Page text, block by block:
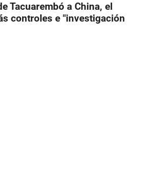
Tacuarembó a China, el
controles e "investigación